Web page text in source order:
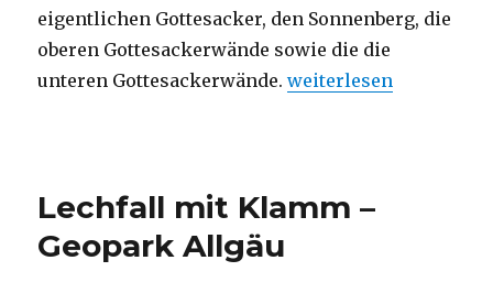
eigentlichen Gottesacker, den Sonnenberg, die
oberen Gottesackerwände sowie die die
unteren Gottesackerwände.„Gottesackerplateau
weiterlesen
Lechfall mit Klamm –
Geopark Allgäu